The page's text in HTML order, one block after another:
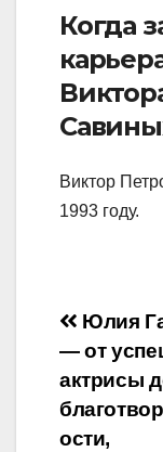
Когда
Виктор
1993 году.
по
Юлия
— от
актрисы
ости,